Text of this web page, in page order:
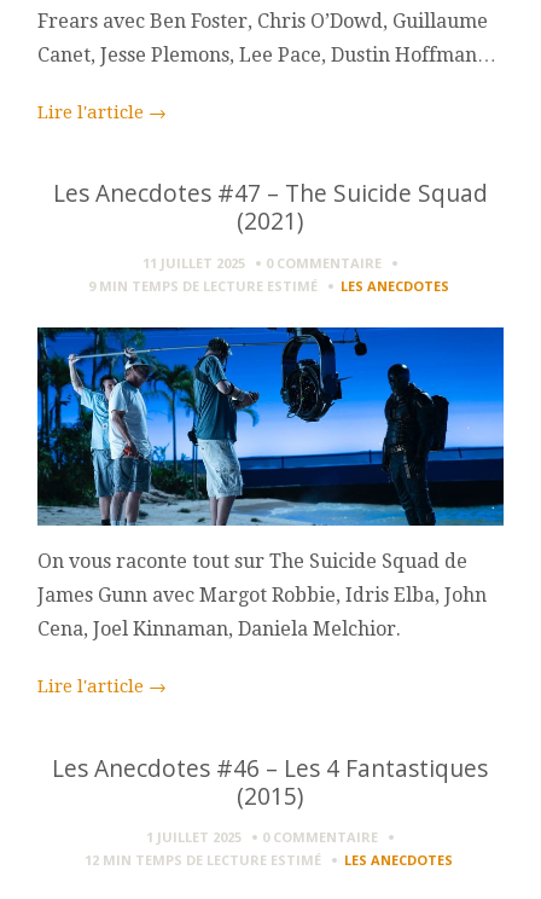
Frears avec Ben Foster, Chris O’Dowd, Guillaume
Canet, Jesse Plemons, Lee Pace, Dustin Hoffman…
Lire l'article →
Les Anecdotes #47 – The Suicide Squad
(2021)
11 JUILLET 2025
0 COMMENTAIRE
9 MIN TEMPS DE LECTURE ESTIMÉ LES ANECDOTES
On vous raconte tout sur The Suicide Squad de
James Gunn avec Margot Robbie, Idris Elba, John
Cena, Joel Kinnaman, Daniela Melchior.
Lire l'article →
Les Anecdotes #46 – Les 4 Fantastiques
(2015)
1 JUILLET 2025
0 COMMENTAIRE
12 MIN TEMPS DE LECTURE ESTIMÉ LES ANECDOTES